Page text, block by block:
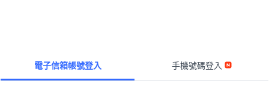
電子信箱帳號登入 手機號碼登入